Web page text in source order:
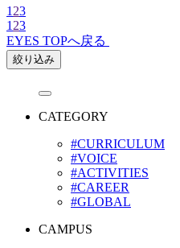
1 23
1 23
EYES TOPへ戻る
絞り込み
CATEGORY
#CURRICULUM
#VOICE
#ACTIVITIES
#CAREER
#GLOBAL
CAMPUS